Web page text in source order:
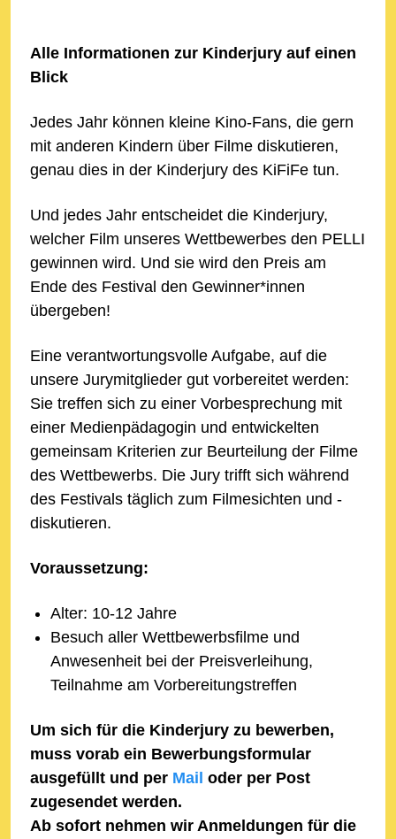
Alle Informationen zur Kinderjury auf einen
Blick
Jedes Jahr können kleine Kino-Fans, die gern
mit anderen Kindern über Filme diskutieren,
genau dies in der Kinderjury des KiFiFe tun.
Und jedes Jahr entscheidet die Kinderjury,
welcher Film unseres Wettbewerbes den PELLI
gewinnen wird. Und sie wird den Preis am
Ende des Festival den Gewinner*innen
übergeben!
Eine verantwortungsvolle Aufgabe, auf die
unsere Jurymitglieder gut vorbereitet werden:
Sie treffen sich zu einer Vorbesprechung mit
einer Medienpädagogin und entwickelten
gemeinsam Kriterien zur Beurteilung der Filme
des Wettbewerbs. Die Jury trifft sich während
des Festivals täglich zum Filmesichten und -
diskutieren.
Voraussetzung:
Alter: 10-12 Jahre
Besuch aller Wettbewerbsfilme und
Anwesenheit bei der Preisverleihung,
Teilnahme am Vorbereitungstreffen
Um sich für die Kinderjury zu bewerben,
muss vorab ein Bewerbungsformular
ausgefüllt und per Mail oder per Post
zugesendet werden.
Ab sofort nehmen wir Anmeldungen für die